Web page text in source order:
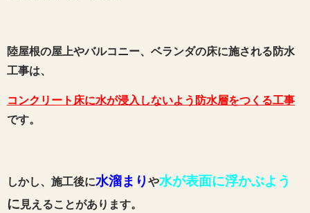
陸屋根の屋上やバルコニー、ベランダの床に施される防水
工事は、
コンクリート床に水が浸入しないよう防水層をつくる工事
です。
しかし、施工後に水溜まり や水が表面に浮かぶよう
に 見えることがあります。